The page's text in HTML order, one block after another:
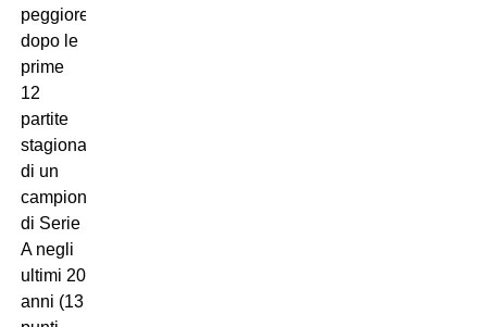
peggiore
dopo le
prime
12
partite
stagionali
di un
campionato
di Serie
A negli
ultimi 20
anni (13